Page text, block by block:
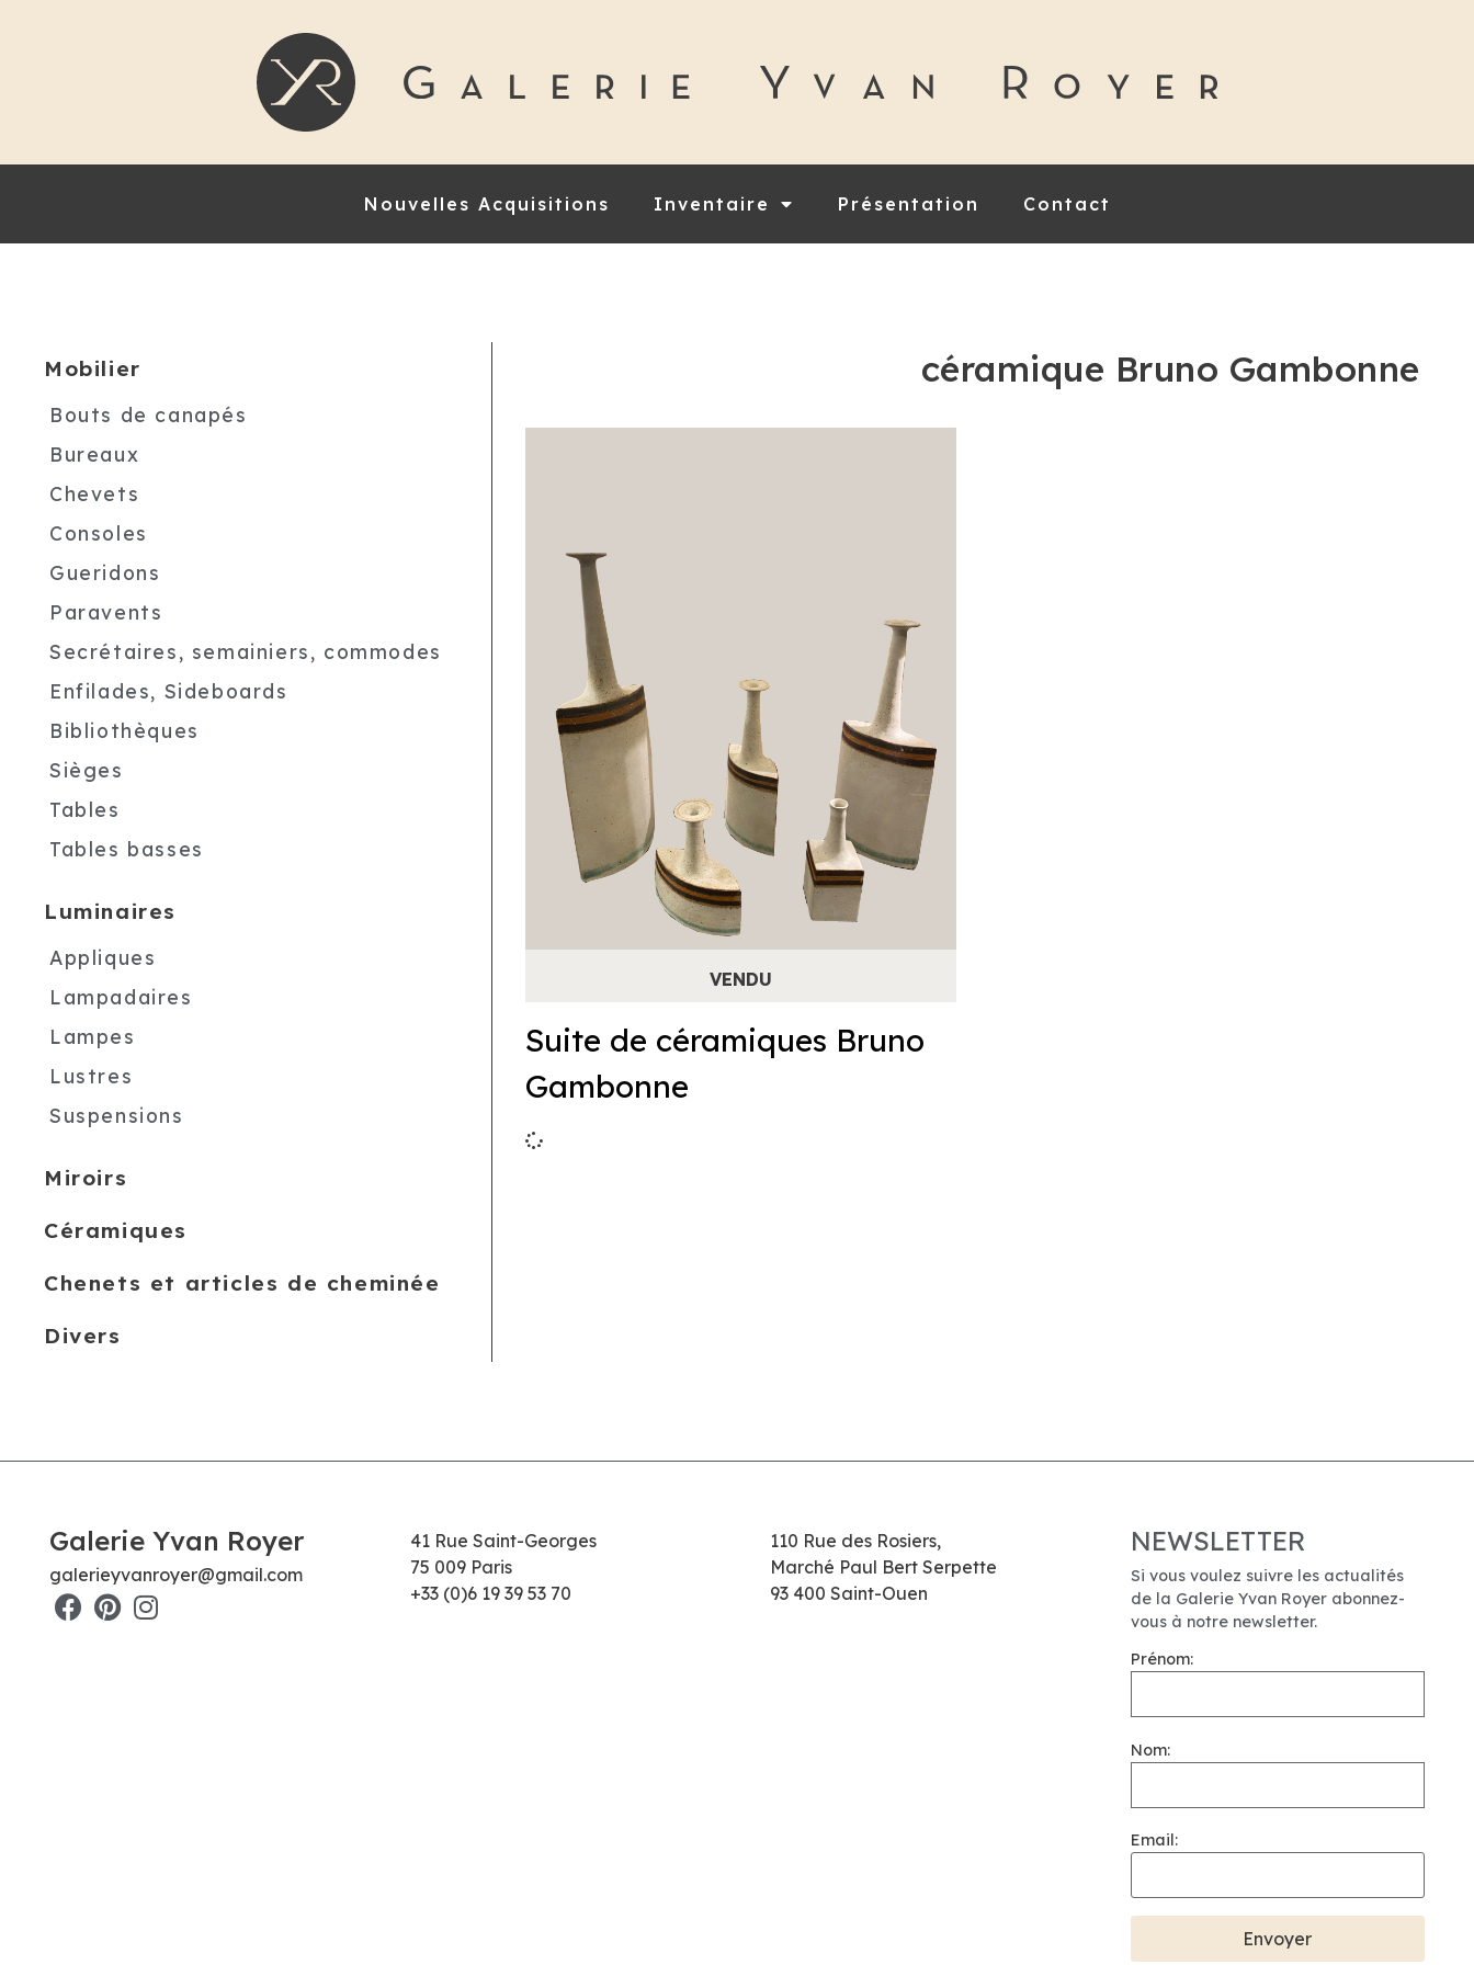
Nouvelles Acquisitions Inventaire Présentation Contact
Mobilier
Bouts de canapés
Bureaux
Chevets
Consoles
Gueridons
Paravents
Secrétaires, semainiers, commodes
Enfilades, Sideboards
Bibliothèques
Sièges
Tables
Tables basses
Luminaires
Appliques
Lampadaires
Lampes
Lustres
Suspensions
Miroirs
Céramiques
Chenets et articles de cheminée
Divers
céramique Bruno Gambonne
Suite de céramiques Bruno
Gambonne
Galerie Yvan Royer
galerieyvanroyer@gmail.com
41 Rue Saint-Georges
75 009 Paris
+33 (0)6 19 39 53 70
110 Rue des Rosiers,
Marché Paul Bert Serpette
93 400 Saint-Ouen
NEWSLETTER
Si vous voulez suivre les actualités
de la Galerie Yvan Royer abonnez-
vous à notre newsletter.
Prénom:
Nom:
Email: